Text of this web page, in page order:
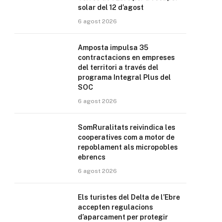
solar del 12 d’agost
6 agost 2026
Amposta impulsa 35
contractacions en empreses
del territori a través del
programa Integral Plus del
SOC
6 agost 2026
SomRuralitats reivindica les
cooperatives com a motor de
repoblament als micropobles
ebrencs
6 agost 2026
Els turistes del Delta de l’Ebre
accepten regulacions
d’aparcament per protegir